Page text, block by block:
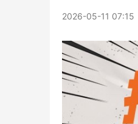
2026-05-11 07:15